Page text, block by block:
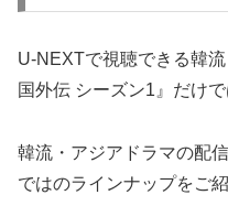
U-NEXTで視聴できる韓
国外伝 シーズン1』だけで
韓流・アジアドラマの配
ではのラインナップをご紹